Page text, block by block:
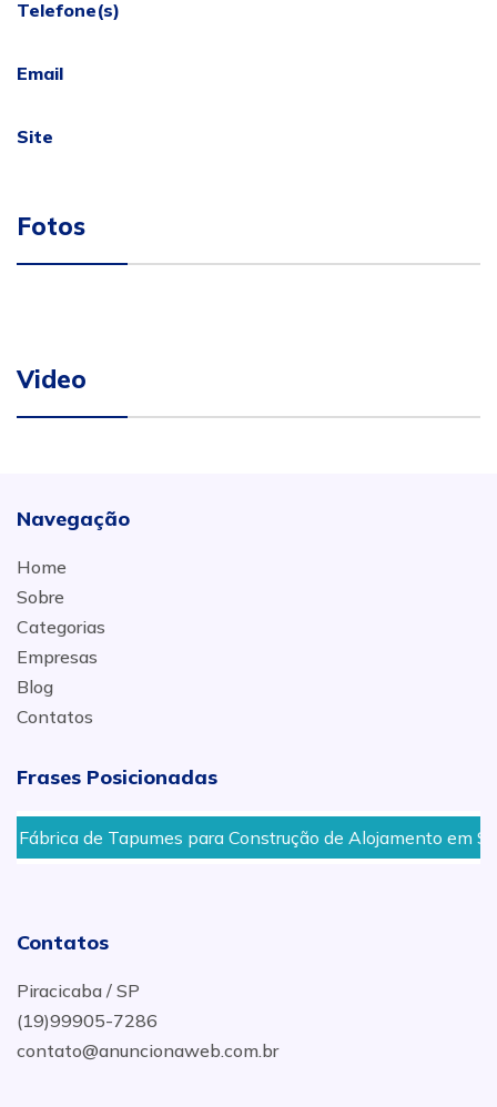
Telefone(s)
Email
Site
Fotos
Video
Navegação
Home
Sobre
Categorias
Empresas
Blog
Contatos
Frases Posicionadas
de Tapumes para Construção de Alojamento em São
Contatos
Piracicaba / SP
(19)99905-7286
contato@anuncionaweb.com.br